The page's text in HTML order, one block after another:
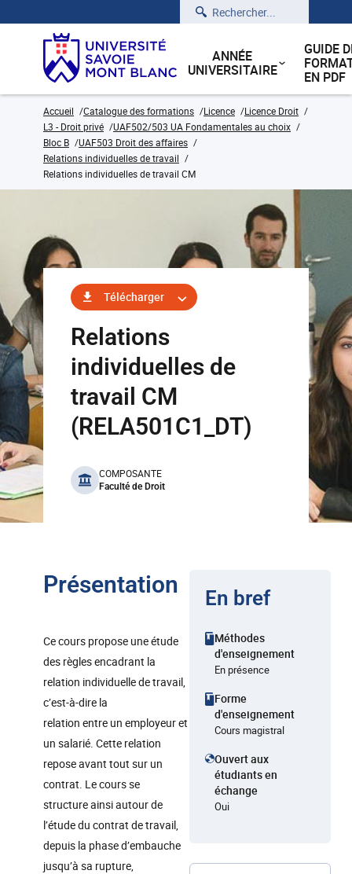
Rechercher
ANNÉE
UNIVERSITAIRE
GUIDE
EN PDF
Accueil Catalogue des formations Licence
Licence Droit
L3 - Droit privé
UAF502/503 UA Fondamentales au choix
Bloc B
UAF503 Droit des affaires
Relations individuelles de travail
Relations individuelles de travail CM
Télécharger
Relations
individuelles de
travail CM
(RELA501C1_DT)
benefits
COMPOSANTE
Faculté de Droit
Présentation
Ce cours propose une étude
des règles encadrant la
relation individuelle de travail,
c’est-à-dire la
relation entre un employeur et
un salarié. Cette relation
repose avant tout sur un
contrat. Le cours se
structure ainsi autour de
l’étude du contrat de travail,
depuis la phase d’embauche
jusqu’à sa rupture,
En bref
Méthodes
d'enseignement
En présence
Forme
d'enseignement
Cours magistral
Ouvert aux
étudiants en
échange
Oui